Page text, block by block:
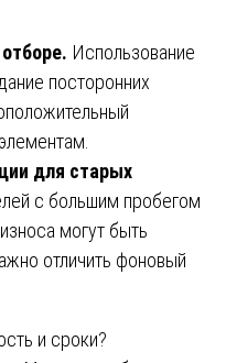
Использование
посторонних
для старых
с большим пробегом
могут быть
отличить фоновый
и сроки?